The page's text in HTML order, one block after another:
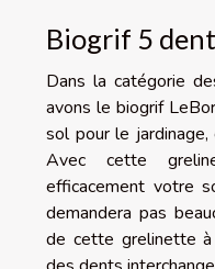
Biogrif 5
Dans la catégorie
avons le biogrif
sol pour le
Avec cette
efficacement votre
demandera pas
de cette grelinette